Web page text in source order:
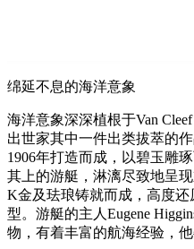
绵延不息的海洋意象
海洋意象深深植根于Van
出世家其中一件出类拔萃的
1906年打造而成，以碧玉雕
其上的游艇，淋漓尽致地呈
K金及珐琅铸就而成，高度还
型。游艇的主人Eugene
物，有着丰富的航海经验，